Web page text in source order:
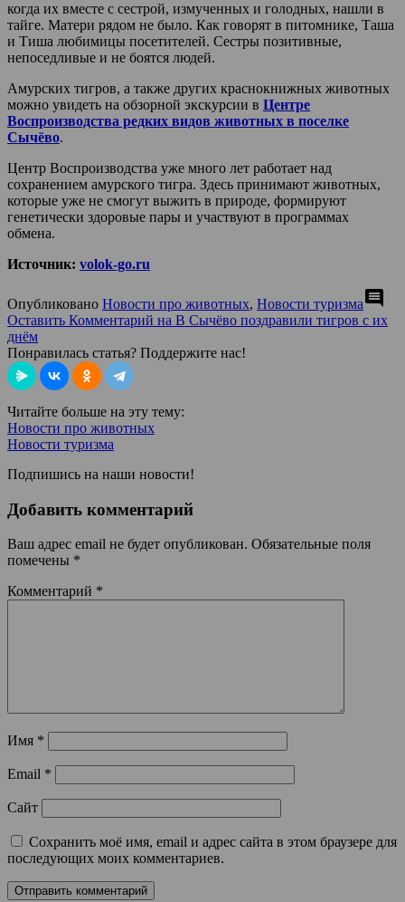
когда их вместе с сестрой, измученных и голодных, нашли в
тайге. Матери рядом не было. Как говорят в питомнике, Таша
и Тиша любимицы посетителей. Сестры позитивные,
непоседливые и не боятся людей.
Амурских тигров, а также других краснокнижных животных
можно увидеть на обзорной экскурсии в Центре
Воспроизводства редких видов животных в поселке
Сычёво.
Центр Воспроизводства уже много лет работает над
сохранением амурского тигра. Здесь принимают животных,
которые уже не смогут выжить в природе, формируют
генетически здоровые пары и участвуют в программах
обмена.
Источник: volok-go.ru
Опубликовано Новости про животных, Новости туризмаcomment
Оставить Комментарий на В Сычёво поздравили тигров с их
днём
Понравилась статья? Поддержите нас!
Читайте больше на эту тему:
Новости про животных
Новости туризма
Подпишись на наши новости!
Добавить комментарий
Ваш адрес email не будет опубликован. Обязательные поля
помечены *
Комментарий *
Имя *
Email *
Сайт
Сохранить моё имя, email и адрес сайта в этом браузере для
последующих моих комментариев.